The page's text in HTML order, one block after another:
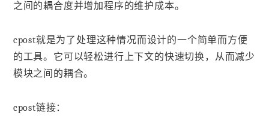
之间的耦合度并增加程序的维护成本。
cpost就是为了处理这种情况而设计的一个简单而方便
的工具。它可以轻松进行上下文的快速切换，从而减少
模块之间的耦合。
cpost链接：